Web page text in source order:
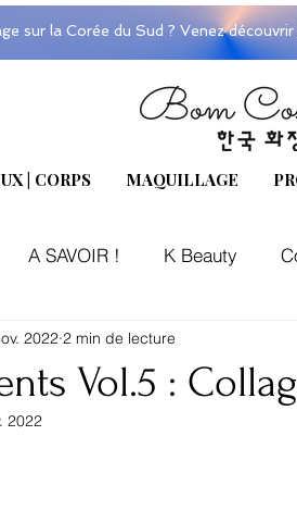
sur la Corée du Sud ? Venez découvrir
| CORPS MAQUILLAGE
A SAVOIR ! K Beauty
Vol.5 :
2022 2 min de lecture
2022